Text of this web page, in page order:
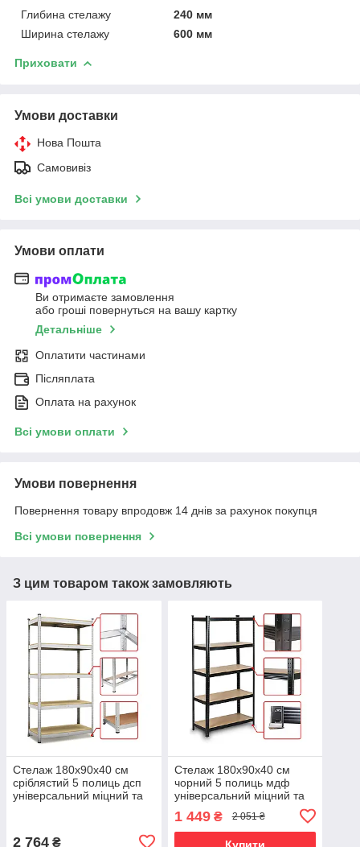
Глибина стелажу
240 мм
Ширина стелажу
600 мм
Приховати
Умови доставки
Нова Пошта
Самовивіз
Всі умови доставки
Умови оплати
Ви отримаєте замовлення
або гроші повернуться на вашу картку
Детальніше
Оплатити частинами
Післяплата
Оплата на рахунок
Всі умови оплати
Умови повернення
Повернення товару впродовж 14 днів за рахунок покупця
Всі умови повернення
З цим товаром також замовляють
Стелаж 180х90х40 см
сріблястий 5 полиць дсп
універсальний міцний та
2 764 ₴
Стелаж 180х90х40 см
чорний 5 полиць мдф
універсальний міцний та
оцинкований з металу не
псує підлогу
1 449₴ 2 051 ₴